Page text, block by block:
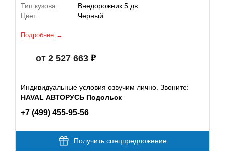
Тип кузова:
Внедорожник 5 дв.
Цвет:
Черный
Подробнее
от 2 527 663
Индивидуальные условия озвучим лично. Звоните:
HAVAL АВТОРУСЬ Подольск
+7 (499) 455-95-56
Получить спецпредложение